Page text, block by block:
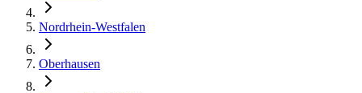
Nordrhein-Westfalen
Oberhausen